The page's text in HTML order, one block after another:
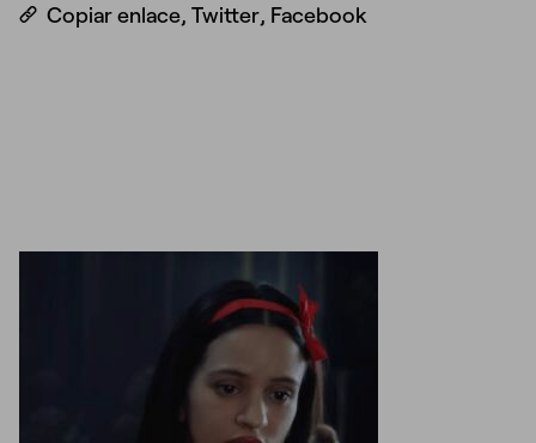
Copiar enlace, Twitter, Facebook